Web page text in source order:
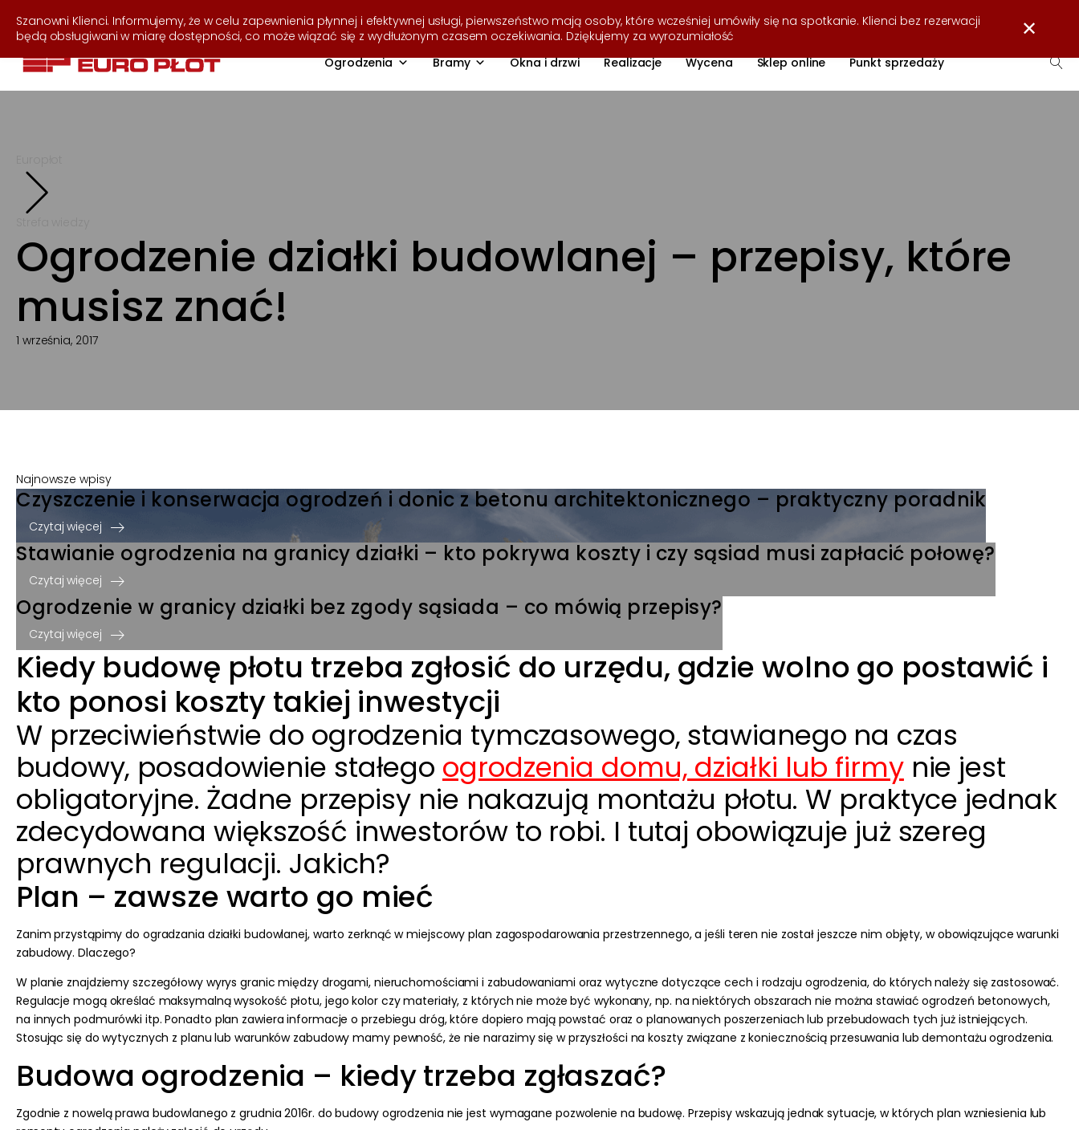
537 255 050 Strefa wiedzy O firmie Współpraca Kontakt
Ogrodzenia Bramy Okna i drzwi Realizacje Wycena Sklep online Punkt sprzedaży
Ogrodzenie działki budowlanej – przepisy, które
musisz znać!
1 września, 2017
Najnowsze wpisy
Czyszczenie i konserwacja ogrodzeń i donic z betonu architektonicznego – praktyczny poradnik
Czytaj więcej
Stawianie ogrodzenia na granicy działki – kto pokrywa koszty i czy sąsiad musi zapłacić połowę?
Czytaj więcej
Ogrodzenie w granicy działki bez zgody sąsiada – co mówią przepisy?
Czytaj więcej
Kiedy budowę płotu trzeba zgłosić do urzędu, gdzie wolno go postawić i
kto ponosi koszty takiej inwestycji
W przeciwieństwie do ogrodzenia tymczasowego, stawianego na czas
budowy, posadowienie stałego ogrodzenia domu, działki lub firmynie jest
obligatoryjne. Żadne przepisy nie nakazują montażu płotu. W praktyce jednak
zdecydowana większość inwestorów to robi. I tutaj obowiązuje już szereg
prawnych regulacji. Jakich?
Plan – zawsze warto go mieć
Zanim przystąpimy do ogradzania działki budowlanej, warto zerknąć w miejscowy plan zagospodarowania przestrzennego, a jeśli teren nie został jeszcze nim objęty, w obowiązujące warunki
zabudowy. Dlaczego?
W planie znajdziemy szczegółowy wyrys granic między drogami, nieruchomościami i zabudowaniami oraz wytyczne dotyczące cech i rodzaju ogrodzenia, do których należy się zastosować.
Regulacje mogą określać maksymalną wysokość płotu, jego kolor czy materiały, z których nie może być wykonany, np. na niektórych obszarach nie można stawiać ogrodzeń betonowych,
na innychpodmurówki itp. Ponadto plan zawiera informacje o przebiegu dróg, które dopiero mają powstać oraz o planowanych poszerzeniach lub przebudowach tych już istniejących.
Stosując się do wytycznych z planu lub warunków zabudowy mamy pewność, że nie narazimy się w przyszłości na koszty związane z koniecznością przesuwania lub demontażu ogrodzenia.
Budowa ogrodzenia – kiedy trzeba zgłaszać?
Zgodnie z nowelą prawa budowlanego z grudnia 2016r. do budowy ogrodzenia nie jest wymagane pozwolenie na budowę. Przepisy wskazują jednak sytuacje, w których plan wzniesienia lub
Szanowni Klienci. Informujemy, że w celu zapewnienia płynnej i efektywnej usługi, pierwszeństwo mają osoby, które wcześniej umówiły się na spotkanie. Klienci bez rezerwacji
będą obsługiwani w miarę dostępności, co może wiązać się z wydłużonym czasem oczekiwania. Dziękujemy za wyrozumiałość
✕